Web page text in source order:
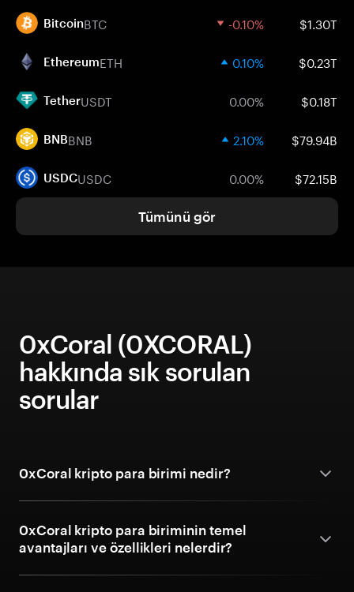
BitcoinBTC -0.10% $1.30T
EthereumETH 0.10% $0.23T
TetherUSDT 0.00% $0.18T
BNBBNB 2.10% $79.94B
USDCUSDC 0.00% $72.15B
Tümünü gör
0xCoral (0XCORAL)
hakkında sık sorulan
sorular
0xCoral kripto para birimi nedir?
0xCoral kripto para biriminin temel
avantajları ve özellikleri nelerdir?